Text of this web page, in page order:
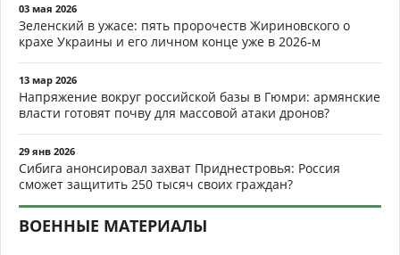
03 мая 2026
Зеленский в ужасе: пять пророчеств Жириновского о
крахе Украины и его личном конце уже в 2026-м
13 мар 2026
Напряжение вокруг российской базы в Гюмри: армянские
власти готовят почву для массовой атаки дронов?
29 янв 2026
Сибига анонсировал захват Приднестровья: Россия
сможет защитить 250 тысяч своих граждан?
ВОЕННЫЕ МАТЕРИАЛЫ